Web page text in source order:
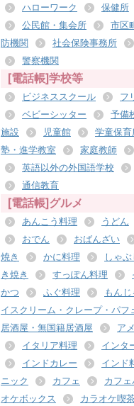
ハローワーク 保健所
公民館・集会所
市区
防機関
社会保険事務所
警察機関
[電話帳]学校等
ビジネススクール
フ
ベビーシッター
予備
施設
児童館 学童保育
塾・進学教室
家庭教師
英語以外の外国語学校
通信教育
[電話帳]グルメ
あんこう料理 うどん
おでん
おばんざい
焼き
かに料理 しゃ
き焼き
すっぽん料理
かつ
ふぐ料理 もんじ
イスクリーム・クレープ・パフ
居酒屋・無国籍居酒屋
ア
イタリア料理
インタ
インドカレー
インド
ニック
カフェ カフェ
オケボックス
カラオケ喫